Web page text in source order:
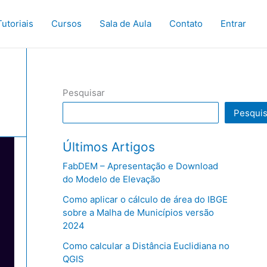
Cursos Sala de Aula Contato Entrar
Pesquisar
Últimos Artigos
FabDEM – Apresentação e Download
do Modelo de Elevação
Como aplicar o cálculo de área do IBGE
sobre a Malha de Municípios versão
2024
Como calcular a Distância Euclidiana no
QGIS